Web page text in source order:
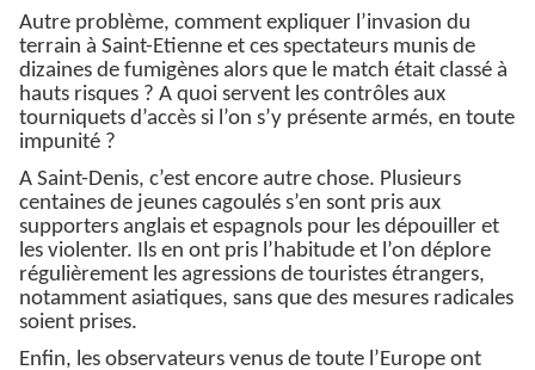
Autre problème, comment expliquer l’invasion du
terrain à Saint-Etienne et ces spectateurs munis de
dizaines de fumigènes alors que le match était classé à
hauts risques ? A quoi servent les contrôles aux
tourniquets d’accès si l’on s’y présente armés, en toute
impunité ?
A Saint-Denis, c’est encore autre chose. Plusieurs
centaines de jeunes cagoulés s’en sont pris aux
supporters anglais et espagnols pour les dépouiller et
les violenter. Ils en ont pris l’habitude et l’on déplore
régulièrement les agressions de touristes étrangers,
notamment asiatiques, sans que des mesures radicales
soient prises.
Enfin, les observateurs venus de toute l’Europe ont